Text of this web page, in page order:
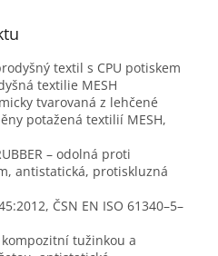
textil s CPU potiskem
textilie MESH
tvarovaná z lehčené
potažená textilií MESH,
– odolná proti
antistatická, protiskluzná
ČSN EN ISO 61340–5–
kompozitní tužinkou a